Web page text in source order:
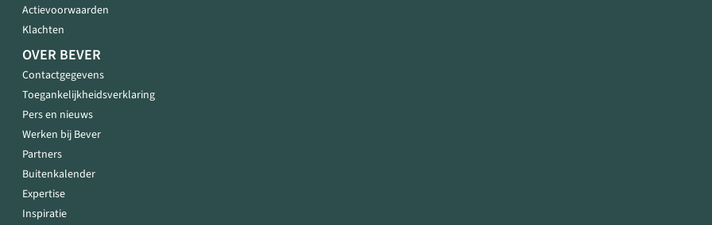
Actievoorwaarden
Klachten
OVER BEVER
Contactgegevens
Toegankelijkheidsverklaring
Pers en nieuws
Werken bij Bever
Partners
Buitenkalender
Expertise
Inspiratie